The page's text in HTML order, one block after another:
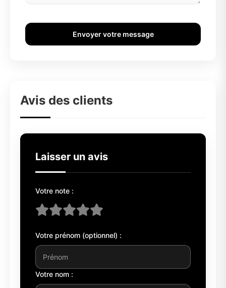
Envoyer votre message
Avis des clients
Laisser un avis
Votre note :
Votre prénom (optionnel) :
Votre nom :